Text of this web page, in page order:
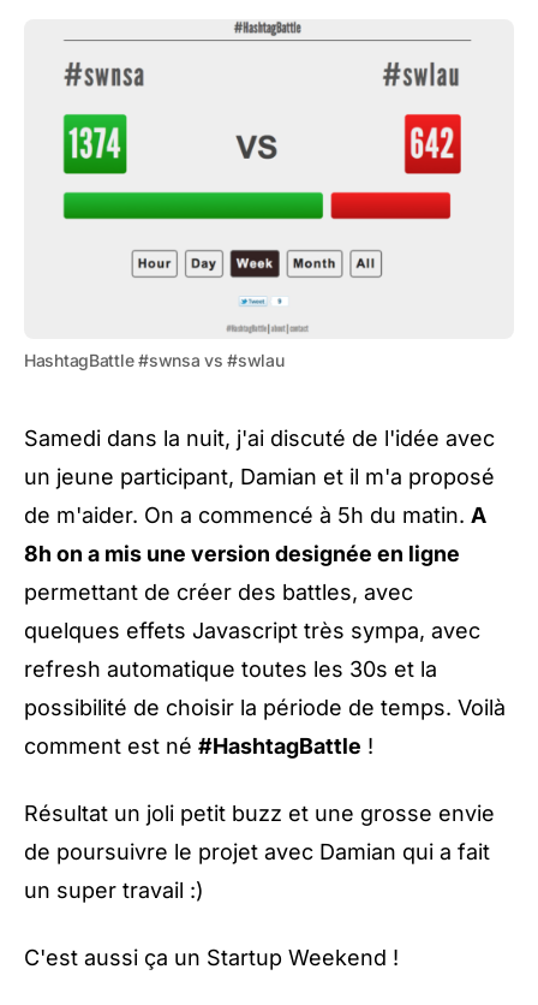
HashtagBattle #swnsa vs #swlau
Samedi dans la nuit, j'ai discuté de l'idée avec
un jeune participant, Damian et il m'a proposé
de m'aider. On a commencé à 5h du matin. A
8h on a mis une version designée en ligne
permettant de créer des battles, avec
quelques effets Javascript très sympa, avec
refresh automatique toutes les 30s et la
possibilité de choisir la période de temps. Voilà
comment est né #HashtagBattle !
Résultat un joli petit buzz et une grosse envie
de poursuivre le projet avec Damian qui a fait
un super travail :)
C'est aussi ça un Startup Weekend !